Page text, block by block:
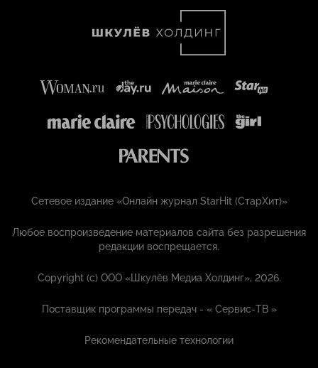
Сетевое издание «Онлайн журнал StarHit (СтарХит)»
Любое воспроизведение материалов сайта без разрешения
редакции воспрещается.
Copyright (с) ООО «Шкулёв Медиа Холдинг», 2026.
Поставщик программы передач - «Сервис-ТВ »
Рекомендательные технологии